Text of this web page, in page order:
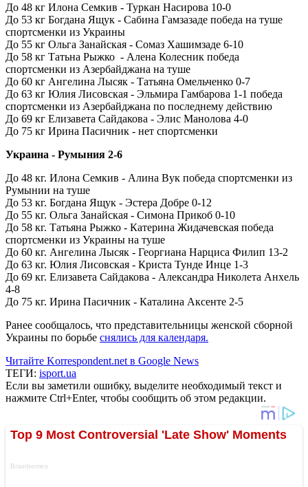
До 48 кг Илона Семкив - Туркан Насирова 10-0
До 53 кг Богдана Ящук - Сабина Гамзазаде победа на туше
спортсменки из Украины
До 55 кг Ольга Занайская - Сомаз Хашимзаде 6-10
До 58 кг Татьна Рыжко - Алена Колесник победа
спортсменки из Азербайджана на туше
До 60 кг Ангелина Лысяк - Татьяна Омельченко 0-7
До 63 кг Юлия Лисовская - Эльмира Гамбарова 1-1 победа
спортсменки из Азербайджана по последнему действию
До 69 кг Елизавета Сайдакова - Элис Манолова 4-0
До 75 кг Ирина Пасичник - нет спортсменки
Украина - Румыния 2-6
До 48 кг. Илона Семкив - Алина Вук победа спортсменки из
Румынии на туше
До 53 кг. Богдана Ящук - Эстера Добре 0-12
До 55 кг. Ольга Занайская - Симона Прикоб 0-10
До 58 кг. Татьяна Рыжко - Катерина Жидачевская победа
спортсменки из Украины на туше
До 60 кг. Ангелина Лысяк - Георгиана Нарциса Филип 13-2
До 63 кг. Юлия Лисовская - Криста Тунде Инце 1-3
До 69 кг. Елизавета Сайдакова - Александра Николета Анхель
4-8
До 75 кг. Ирина Пасичник - Каталина Аксенте 2-5
Ранее сообщалось, что представительницы женской сборной
Украины по борьбе снялись для календаря.
Читайте Korrespondent.net в Google News
ТЕГИ: isport.ua
Если вы заметили ошибку, выделите необходимый текст и
нажмите Ctrl+Enter, чтобы сообщить об этом редакции.